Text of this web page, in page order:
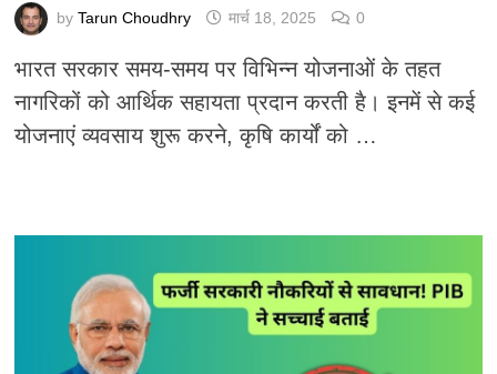
by Tarun Choudhry मार्च 18, 2025 0
भारत सरकार समय-समय पर विभिन्न योजनाओं के तहत
नागरिकों को आर्थिक सहायता प्रदान करती है। इनमें से कई
योजनाएं व्यवसाय शुरू करने, कृषि कार्यों को …